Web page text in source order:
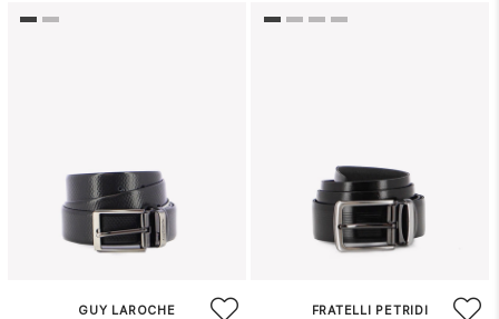
GUY LAROCHE
FRATELLI PETRIDI